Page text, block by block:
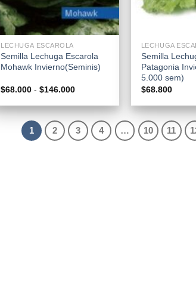
LECHUGA ESCAROLA
Semilla Lechuga Escarola
Mohawk Invierno(Seminis)
$68.000 - $146.000Rango
precios:
desde
$68.000
hasta
$146.000
LECHUGA
Semilla
Patagonia
5.000 sem)
$68.800
1 2 3 4 … 10 11